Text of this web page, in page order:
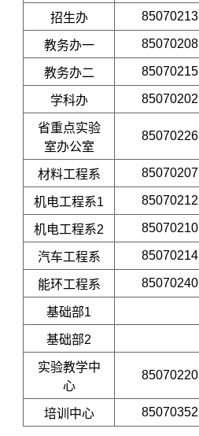
招生办 85070213
教务办一 85070208
教务办二 85070215
学科办 85070202
省重点实验
室办公室
85070226
材料工程系 85070207
机电工程系1 85070212
机电工程系2 85070210
汽车工程系 85070214
能环工程系 85070240
基础部1
基础部2
实验教学中
心
85070220
培训中心 85070352